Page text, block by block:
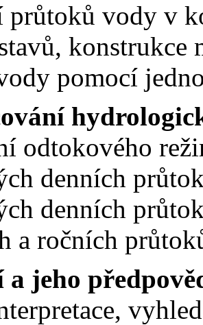
průtoků vody v
pomocí
odtokového
denních
denních
a ročních
a jeho